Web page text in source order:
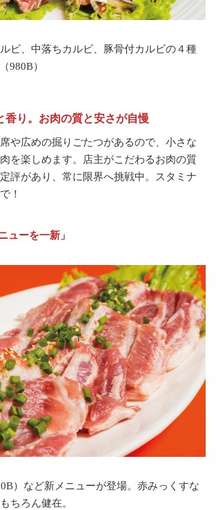
ビ、中落ちカルビ、豚骨付カルビの４種
980B）
香り。お肉の質と安さが自慢
や広めの掘りごたつがあるので、小さな
を楽しめます。店主がこだわるお肉の質
評があり、常に限界へ挑戦中。スタミナ
！
ューを一新」
）など新メニューが登場。赤みっくすな
ちろん健在。